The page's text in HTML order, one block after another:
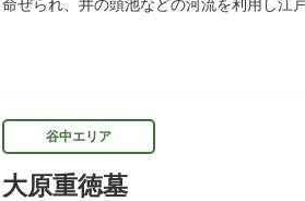
命ぜられ、井の頭池などの河流を利用し江
谷中エリア
大原重徳墓